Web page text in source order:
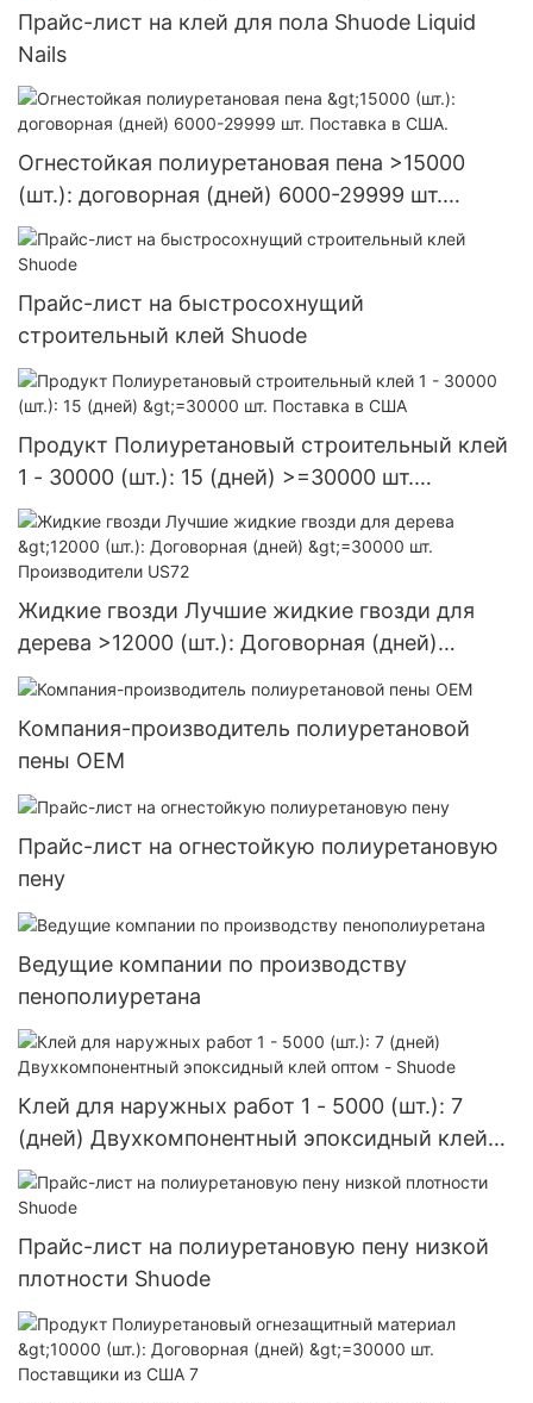
Прайс-лист на клей для пола Shuode Liquid
Nails
Огнестойкая полиуретановая пена >15000
(шт.): договорная (дней) 6000-29999 шт.
Поставка в США.
Прайс-лист на быстросохнущий
строительный клей Shuode
Продукт Полиуретановый строительный клей
1 - 30000 (шт.): 15 (дней) >=30000 шт.
Поставка в США
Жидкие гвозди Лучшие жидкие гвозди для
дерева >12000 (шт.): Договорная (дней)
>=30000 шт. Производители US72
Компания-производитель полиуретановой
пены OEM
Прайс-лист на огнестойкую полиуретановую
пену
Ведущие компании по производству
пенополиуретана
Клей для наружных работ 1 - 5000 (шт.): 7
(дней) Двухкомпонентный эпоксидный клей
оптом - Shuode
Прайс-лист на полиуретановую пену низкой
плотности Shuode